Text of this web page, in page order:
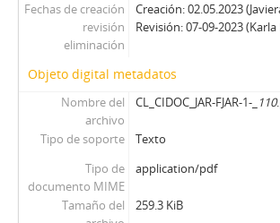
Fechas de creación
revisión
eliminación
Creación: 02.05.2023
Revisión: 07-09-2023
Objeto digital metadatos
Nombre del
archivo
CL_CIDOC_JAR-FJAR-1-_ 110
Tipo de soporte
Texto
Tipo de
documento MIME
application/pdf
Tamaño del
259.3 KiB